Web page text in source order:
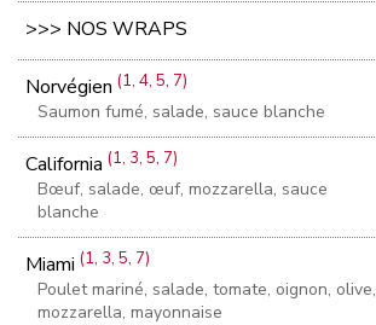
>>> NOS WRAPS
Norvégien(1, 4, 5, 7)
Saumon fumé, salade, sauce blanche
California(1, 3, 5, 7)
Bœuf, salade, œuf, mozzarella, sauce
blanche
Miami(1, 3, 5, 7)
Poulet mariné, salade, tomate, oignon, olive,
mozzarella, mayonnaise